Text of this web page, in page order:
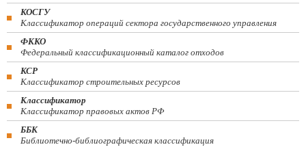
КОСГУ
Классификатор операций сектора государственного управления
ФККО
Федеральный классификационный каталог отходов
КСР
Классификатор строительных ресурсов
Классификатор
Классификатор правовых актов РФ
ББК
Библиотечно-библиографическая классификация